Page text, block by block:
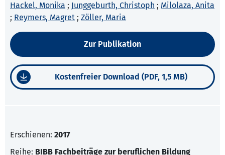
Hackel, Monika ; Junggeburth, Christoph ; Milolaza, Anita
; Reymers, Magret ; Zöller, Maria
Zur Publikation
Kostenfreier Download (PDF, 1,5 MB)
Erschienen: 2017
Reihe: BIBB Fachbeiträge zur beruflichen Bildung